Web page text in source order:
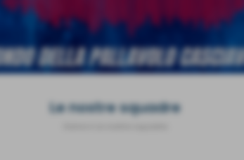
Le nostre squadre